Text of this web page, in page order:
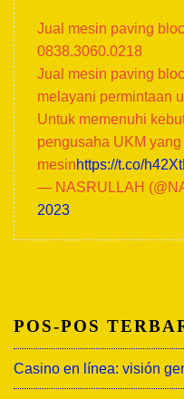
Jual mesin paving
0838.3060.0218
Jual mesin paving
melayani permintaan
Untuk memenuhi
pengusaha UKM
mesinhttps://t.co/
— NASRULLAH
2023
POS-POS
Casino en línea: visión